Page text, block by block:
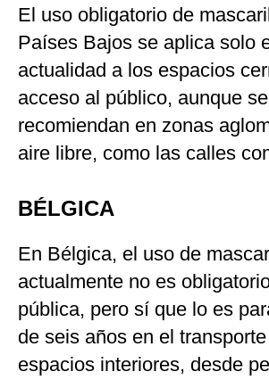
El uso obligatorio de
Países Bajos se aplica solo
actualidad a los espacios
acceso al público, aunque se
recomiendan en zonas
aire libre, como las calles
BÉLGICA
En Bélgica, el uso de
actualmente no es
pública, pero sí que lo es
de seis años en el
espacios interiores, desde